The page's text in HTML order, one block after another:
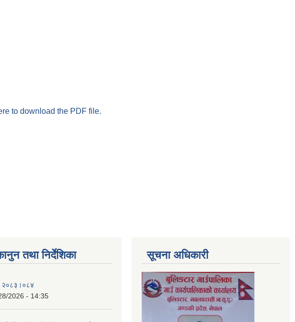
to download the PDF file.
तथा निर्देशिका
२०८३।०८४
2026 - 14:35
सूचना अधिकारी